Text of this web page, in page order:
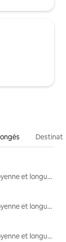
Locations moyenne et longue durée
Locations moyenne et longue durée
Locations moyenne et longue durée